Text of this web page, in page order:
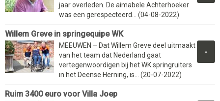
jaar overleden. De aimabele Achterhoeker
was een gerespecteerd... (04-08-2022)
Willem Greve in springequipe WK
»
MEEUWEN – Dat Willem Greve deel uitmaakt
van het team dat Nederland gaat
vertegenwoordigen bij het WK springruiters
in het Deense Herning, is... (20-07-2022)
Ruim 3400 euro voor Villa Joep